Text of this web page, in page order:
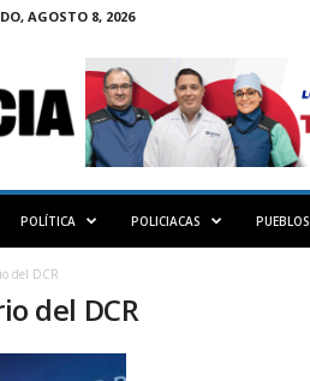
AGOSTO 8, 2026
POLÍTICA POLICIACAS PUEBLOS
del DCR
del DCR